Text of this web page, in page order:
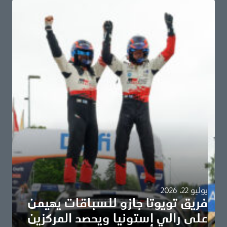
يوليو 22، 2026
فريق تويوتا جازو للسباقات يهيمن
على رالي إستونيا ويحصد المركزين